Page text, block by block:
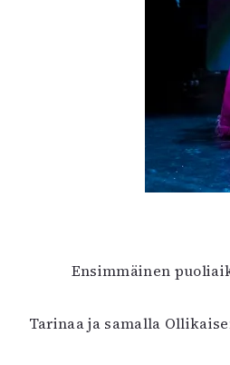
Ensimmäinen
Tarinaa ja samalla